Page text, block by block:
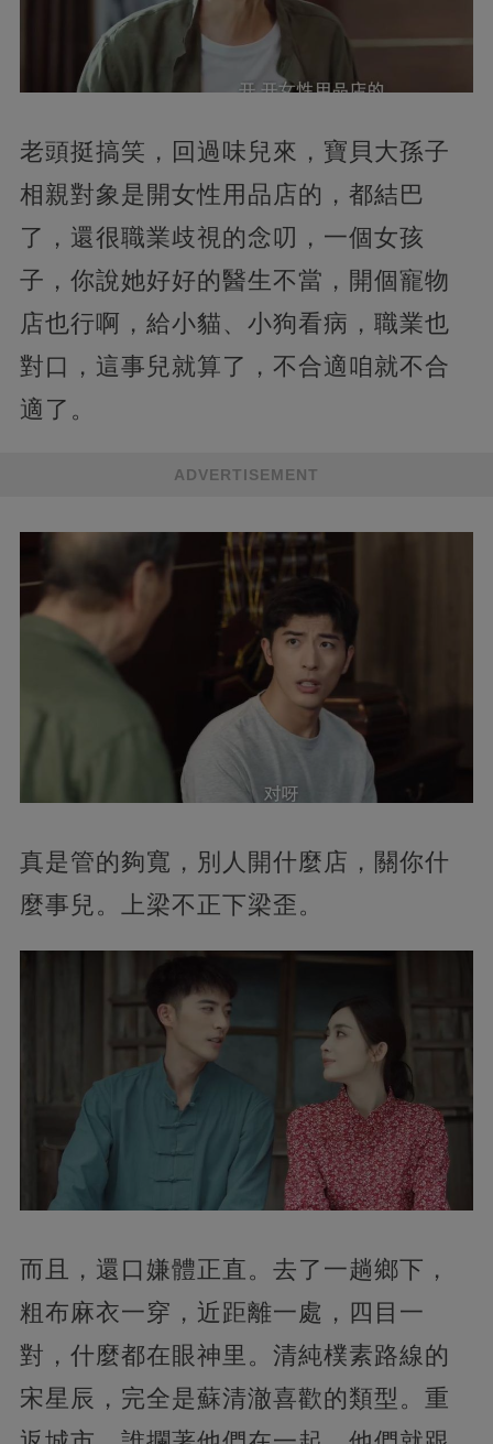
老頭挺搞笑，回過味兒來，寶貝大孫子
相親對象是開女性用品店的，都結巴
了，還很職業歧視的念叨，一個女孩
子，你說她好好的醫生不當，開個寵物
店也行啊，給小貓、小狗看病，職業也
對口，這事兒就算了，不合適咱就不合
適了。
ADVERTISEMENT
真是管的夠寬，別人開什麼店，關你什
麼事兒。上梁不正下梁歪。
而且，還口嫌體正直。去了一趟鄉下，
粗布麻衣一穿，近距離一處，四目一
對，什麼都在眼神里。清純樸素路線的
宋星辰，完全是蘇清澈喜歡的類型。重